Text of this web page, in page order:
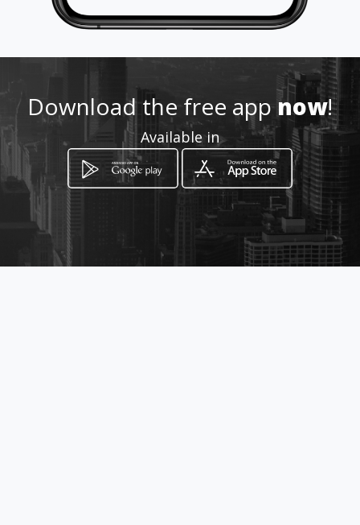
+302610625600
Location
Download the free appnow!
Available in